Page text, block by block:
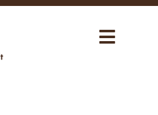
Toggle